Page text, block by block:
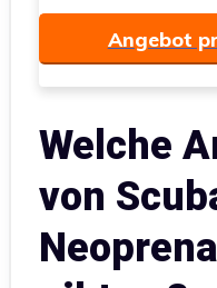
Angebot
Welche
von